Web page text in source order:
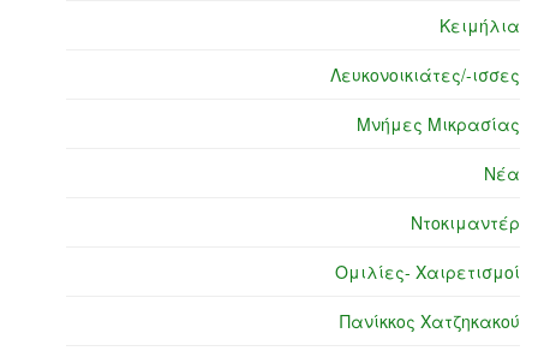
Κειμήλια
Λευκονοικιάτες/-ισσες
Μνήμες Μικρασίας
Νέα
Ντοκιμαντέρ
Ομιλίες- Χαιρετισμοί
Πανίκκος Χατζηκακού